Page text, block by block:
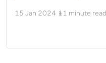
15 Jan 2024 11 minute read